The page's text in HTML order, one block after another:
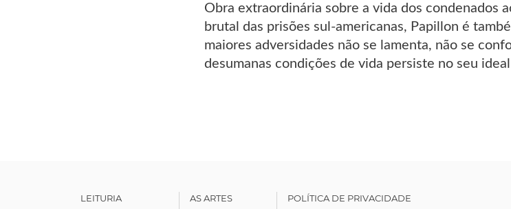
Obra extraordinária sobre a vida dos condenados
brutal das prisões sul-americanas, Papillon é
maiores adversidades não se lamenta, não se
desumanas condições de vida persiste no seu
LEITURIA
AS ARTES
POLÍTICA DE PRIVACIDADE